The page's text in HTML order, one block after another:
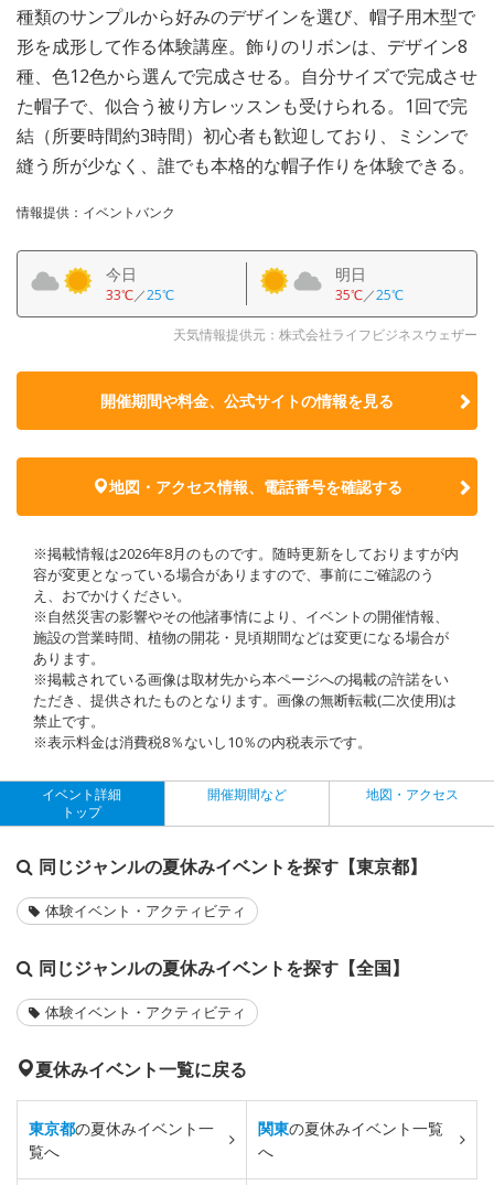
種類のサンプルから好みのデザインを選び、帽子用木型で
形を成形して作る体験講座。飾りのリボンは、デザイン8
種、色12色から選んで完成させる。自分サイズで完成させ
た帽子で、似合う被り方レッスンも受けられる。1回で完
結（所要時間約3時間）初心者も歓迎しており、ミシンで
縫う所が少なく、誰でも本格的な帽子作りを体験できる。
情報提供：イベントバンク
今日
33℃／25℃
明日
35℃／25℃
天気情報提供元：株式会社ライフビジネスウェザー
開催期間や料金、公式サイトの情報を見る
地図・アクセス情報、電話番号を確認する
※掲載情報は2026年8月のものです。随時更新をしておりますが内
容が変更となっている場合がありますので、事前にご確認のう
え、おでかけください。
※自然災害の影響やその他諸事情により、イベントの開催情報、
施設の営業時間、植物の開花・見頃期間などは変更になる場合が
あります。
※掲載されている画像は取材先から本ページへの掲載の許諾をい
ただき、提供されたものとなります。画像の無断転載(二次使用)は
禁止です。
※表示料金は消費税8％ないし10％の内税表示です。
イベント詳細
トップ
開催期間など 地図・アクセス
同じジャンルの夏休みイベントを探す【東京都】
体験イベント・アクティビティ
同じジャンルの夏休みイベントを探す【全国】
体験イベント・アクティビティ
夏休みイベント一覧に戻る
東京都の夏休みイベント一
覧へ
関東の夏休みイベント一覧
へ